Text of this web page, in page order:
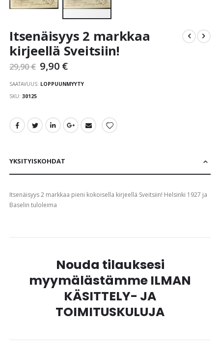
to
the
beginning
of
images
gallery
Itsenäisyys 2 markkaa
kirjeellä Sveitsiin!
29,90 € 9,90 €
SAATAVUUS: LOPPUUNMYYTY
SKU 30125
YKSITYISKOHDAT
Itsenäisyys 2 markkaa pieni kokoisella kirjeellä Sveitsiin! Helsinki 1927 ja
Baselin tuloleima
Nouda tilauksesi
myymälästämme ILMAN
KÄSITTELY- JA
TOIMITUSKULUJA